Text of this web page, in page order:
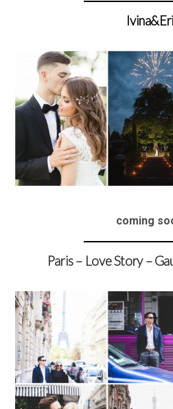
coming
Paris – Love Story –